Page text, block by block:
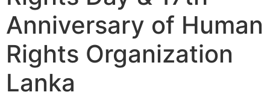
Anniversary of Human
Rights Organization
Lanka